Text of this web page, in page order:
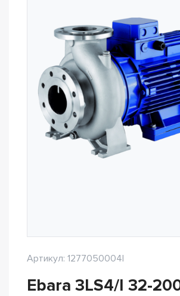
Артикул: 1277050004I
Ebara 3LS4/I 32-